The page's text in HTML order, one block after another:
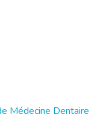
Médecine Dentaire